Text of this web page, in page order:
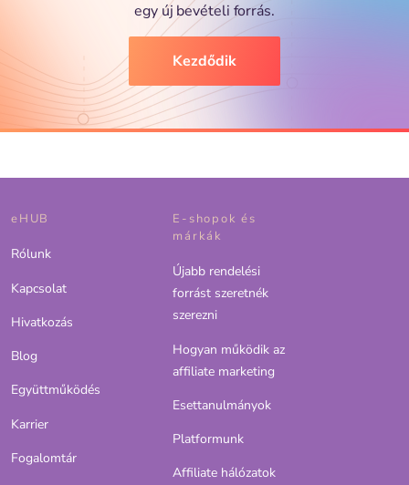
egy új bevételi forrás.
Kezdődik
eHUB
Rólunk
Kapcsolat
Hivatkozás
Blog
Együttműködés
Karrier
Fogalomtár
E-shopok és
márkák
Újabb rendelési
forrást szeretnék
szerezni
Hogyan működik az
affiliate marketing
Esettanulmányok
Platformunk
Affiliate hálózatok